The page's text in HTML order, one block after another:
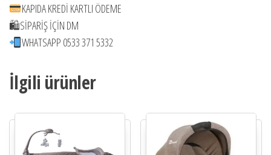
KAPIDA KREDİ KARTLI ÖDEME
🛍SİPARİŞ İÇİN DM
WHATSAPP 0533 371 5332
İlgili ürünler